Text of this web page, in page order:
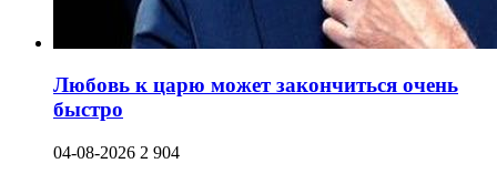
Любовь к царю может закончиться очень
быстро
04-08-2026 2 904